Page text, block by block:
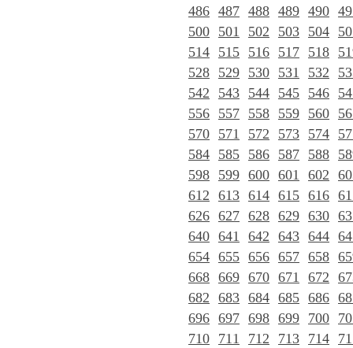
486 487 488 489 490
500 501 502 503 504
514 515 516 517 518
528 529 530 531 532
542
543 544 545 546
556 557 558 559 560
570 571 572 573 574
584 585 586 587 588
598 599 600 601 602
612 613 614 615 616
626 627 628 629 630
640 641 642 643 644
654 655 656 657 658
668 669 670 671 672
682 683 684 685 686
696 697 698 699 700
710 711 712 713 714